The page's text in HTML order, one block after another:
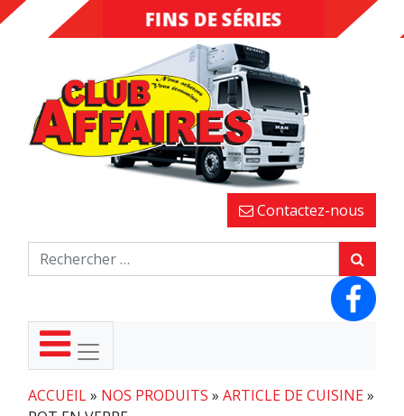
DESTOCKAGE
FINS DE SÉRIES
Contactez-nous
ACCUEIL» NOS PRODUITS » ARTICLE DE CUISINE»